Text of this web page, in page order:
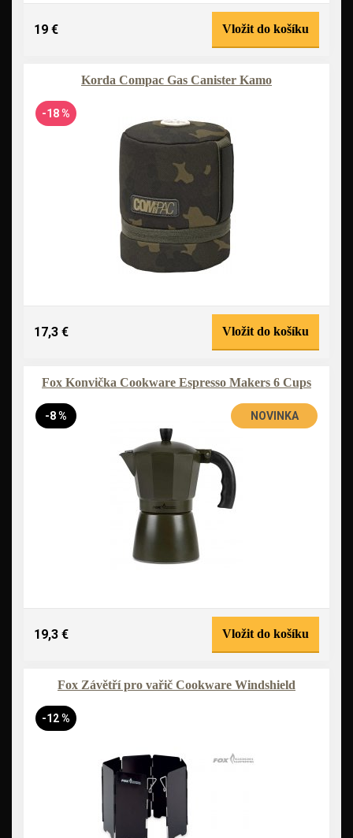
19 € Vložit do košíku
Korda Compac Gas Canister Kamo
-18 %
17,3 € Vložit do košíku
Fox Konvička Cookware Espresso Makers 6 Cups
-8 % NOVINKA
19,3 € Vložit do košíku
Fox Závětří pro vařič Cookware Windshield
-12 %